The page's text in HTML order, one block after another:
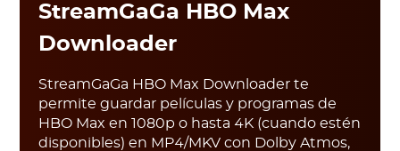
StreamGaGa HBO Max
Downloader
StreamGaGa HBO Max Downloader te
permite guardar películas y programas de
HBO Max en 1080p o hasta 4K (cuando estén
disponibles) en MP4/MKV con Dolby Atmos,